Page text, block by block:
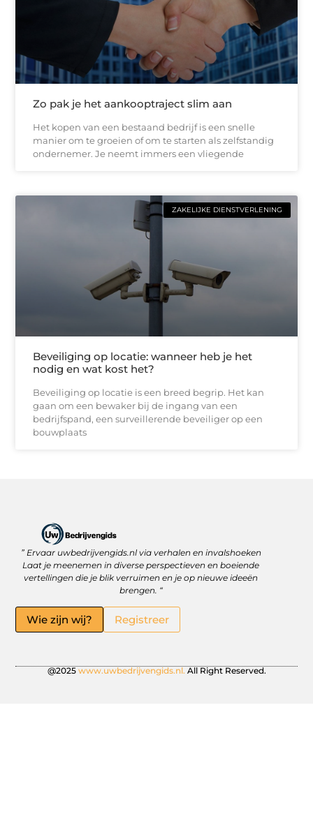
Zo pak je het aankooptraject slim aan
Het kopen van een bestaand bedrijf is een snelle
manier om te groeien of om te starten als zelfstandig
ondernemer. Je neemt immers een vliegende
ZAKELIJKE DIENSTVERLENING
Beveiliging op locatie: wanneer heb je het
nodig en wat kost het?
Beveiliging op locatie is een breed begrip. Het kan
gaan om een bewaker bij de ingang van een
bedrijfspand, een surveillerende beveiliger op een
bouwplaats
” Ervaar uwbedrijvengids.nl via verhalen en invalshoeken
Laat je meenemen in diverse perspectieven en boeiende
vertellingen die je blik verruimen en je op nieuwe ideeën
brengen. “
Wie zijn wij? Registreer
@2025 www.uwbedrijvengids.nl. All Right Reserved.